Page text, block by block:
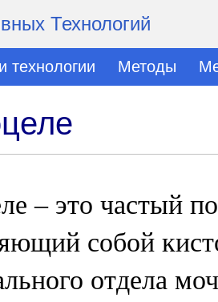
Технологий
технологии Методы
– это частый
собой
отдела